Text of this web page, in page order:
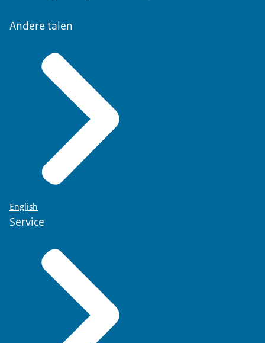
Andere talen
English
Service